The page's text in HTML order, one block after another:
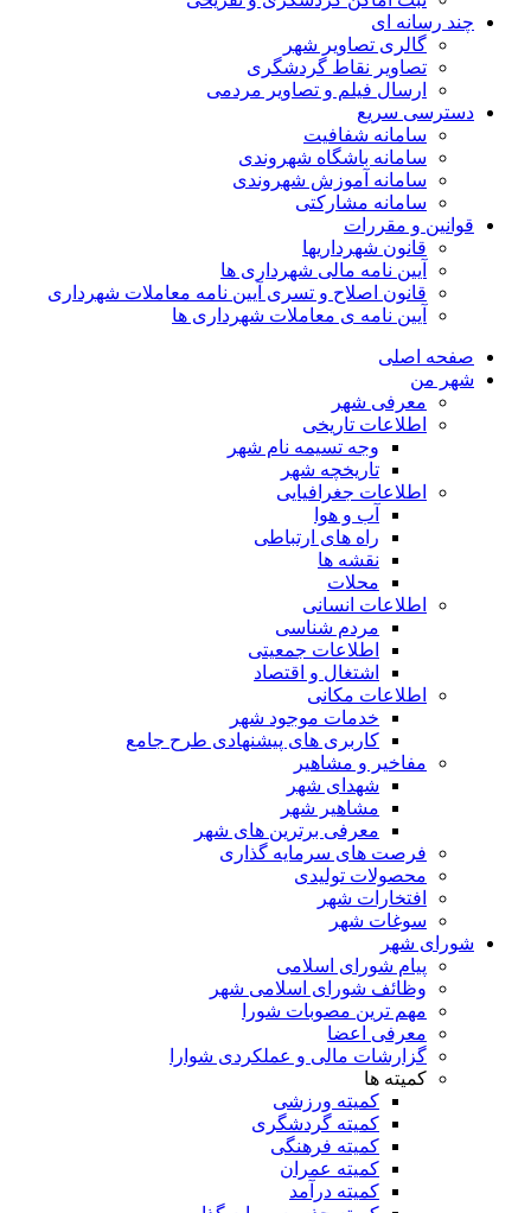
چند رسانه ای
گالری تصاویر شهر
تصاویر نقاط گردشگری
ارسال فیلم و تصاویر مردمی
دسترسی سریع
سامانه شفافیت
سامانه باشگاه شهروندی
سامانه آموزش شهروندی
سامانه مشارکتی
قوانین و مقررات
قانون شهرداریها
آیین نامه مالی شهرداری ها
قانون اصلاح و تسری آیین نامه معاملات شهرداری
آیین نامه ی معاملات شهرداری ها
صفحه اصلی
شهر من
معرفی شهر
اطلاعات تاریخی
وجه تسیمه نام شهر
تاریخچه شهر
اطلاعات جغرافیایی
آب و هوا
راه های ارتباطی
نقشه ها
محلات
اطلاعات انسانی
مردم شناسی
اطلاعات جمعیتی
اشتغال و اقتصاد
اطلاعات مکانی
خدمات موجود شهر
کاربری های پیشنهادی طرح جامع
مفاخیر و مشاهیر
شهدای شهر
مشاهیر شهر
معرفی برترین های شهر
فرصت های سرمایه گذاری
محصولات تولیدی
افتخارات شهر
سوغات شهر
شورای شهر
پیام شورای اسلامی
وظائف شورای اسلامی شهر
مهم ترین مصوبات شورا
معرفی اعضا
گزارشات مالی و عملکردی شوارا
کمیته ها
کمیته ورزشی
کمیته گردشگری
کمیته فرهنگی
کمیته عمران
کمیته درآمد